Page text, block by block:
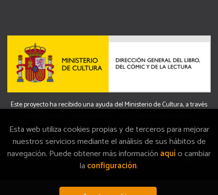
Este proyecto ha recibido una ayuda del Ministerio de Cultura, a través
2026 ©La Memòria. Todos los Derechos Reservados | Grupo
Trevenque
Esta web utiliza cookies propias y de terceros para mejorar
nuestros servicios mediante el análisis de sus hábitos de
navegación. Puede obtener más información aquío cambiar
la configuración.